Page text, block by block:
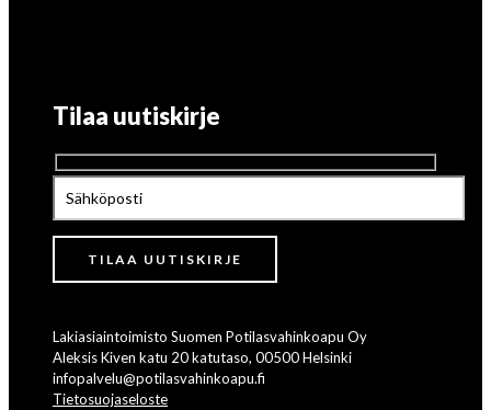
Tilaa uutiskirje
Lakiasiaintoimisto Suomen Potilasvahinkoapu Oy
Aleksis Kiven katu 20 katutaso, 00500 Helsinki
infopalvelu@potilasvahinkoapu.fi
Tietosuojaseloste